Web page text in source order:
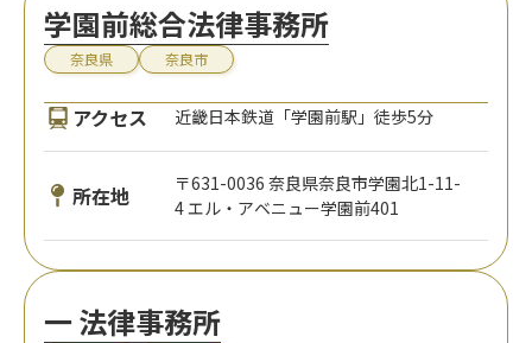
学園前総合法律事務所
奈良県 奈良市
アクセス 近畿日本鉄道「学園前駅」徒歩5分
所在地
〒631-0036 奈良県奈良市学園北1-11-
4 エル・アベニュー学園前401
一 法律事務所